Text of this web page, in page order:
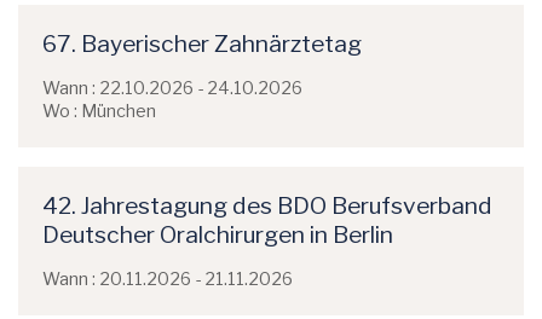
67. Bayerischer Zahnärztetag
Wann : 22.10.2026 - 24.10.2026
Wo : München
42. Jahrestagung des BDO Berufsverband
Deutscher Oralchirurgen in Berlin
Wann : 20.11.2026 - 21.11.2026